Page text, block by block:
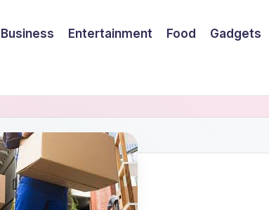
Business Entertainment Food Gadgets